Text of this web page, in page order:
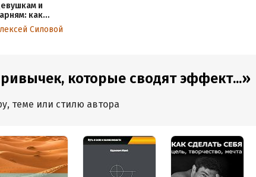
и
как
ноги
Силовой
которые сводят эффект...»
теме или стилю автора